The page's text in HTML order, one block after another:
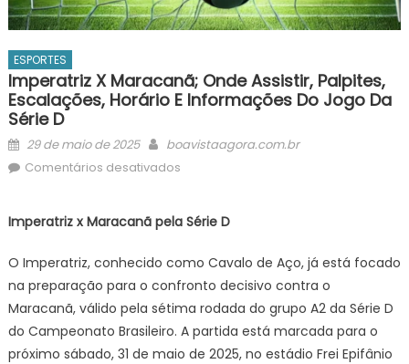
ESPORTES
Imperatriz X Maracanã; Onde Assistir, Palpites,
Escalações, Horário E Informações Do Jogo Da
Série D
Posted
on
29 de maio de 2025 Author
boavistaagora.com.br
Comentários desativadosem
Maracanã;
Assistir,
Palpites,
Escalações,
Horário
e
Imperatriz x Maracanã pela Série D
O Imperatriz, conhecido como Cavalo de Aço, já está focado
na preparação para o confronto decisivo contra o
Maracanã, válido pela sétima rodada do grupo A2 da Série D
do Campeonato Brasileiro. A partida está marcada para o
próximo sábado, 31 de maio de 2025, no estádio Frei Epifânio